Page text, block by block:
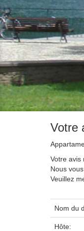
Votre
Votre avis
Nous
Veuillez
Nom du
Hôte: